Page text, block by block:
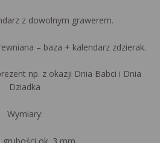
z dowolnym grawerem.
– baza + kalendarz zdzierak.
np. z okazji Dnia Babci i Dnia
Dziadka
Wymiary:
grubości ok. 3 mm